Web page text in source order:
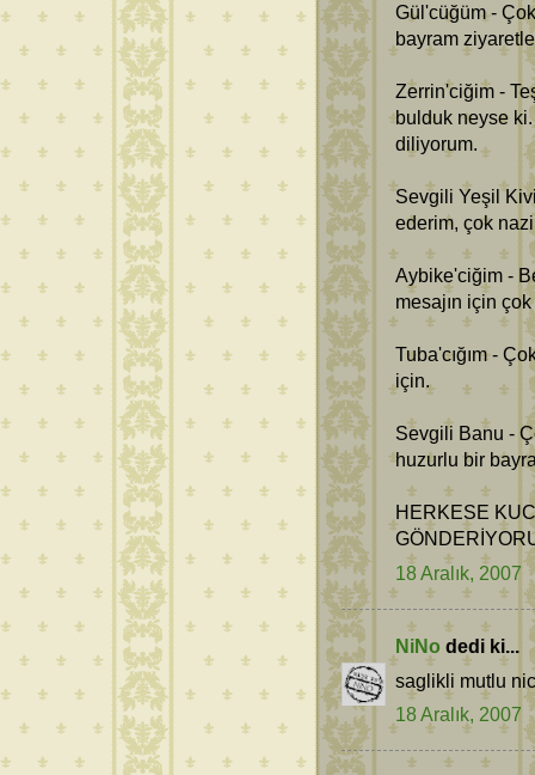
Gül'cüğüm -
bayram
Zerrin'ciğim -
bulduk neyse
diliyorum.
Sevgili Yeşil
ederim, çok
Aybike'ciğim -
mesajın için
Tuba'cığım -
için.
Sevgili Banu -
huzurlu bir
HERKESE
18 Aralık, 2007
NiNo dedi ki...
saglikli mutlu
18 Aralık, 2007